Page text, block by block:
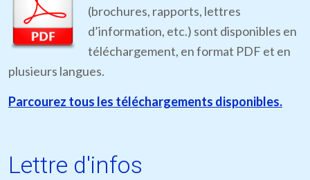
(brochures, rapports, lettres
d’information, etc.) sont disponibles en
téléchargement, en format PDF et en
plusieurs langues.
Parcourez tous les téléchargements disponibles.
Lettre d'infos